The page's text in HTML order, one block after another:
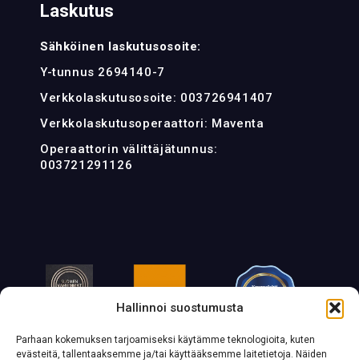
Hallinnoi suostumusta
Parhaan kokemuksen tarjoamiseksi käytämme teknologioita, kuten
evästeitä, tallentaaksemme ja/tai käyttääksemme laitetietoja. Näiden
Laskutus
Sähköinen laskutusosoite:
Y-tunnus 2694140-7
Verkkolaskutusosoite: 003726941407
Verkkolaskutusoperaattori: Maventa
Operaattorin välittäjätunnus:
003721291126